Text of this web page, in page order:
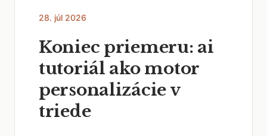
28. júl 2026
Koniec priemeru: ai
tutoriál ako motor
personalizácie v
triede